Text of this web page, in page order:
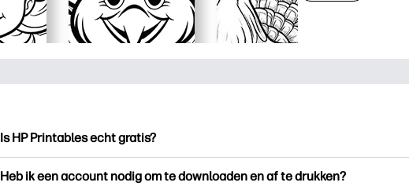
Is HP Printables echt gratis?
Heb ik een account nodig om te downloaden en af te drukken?